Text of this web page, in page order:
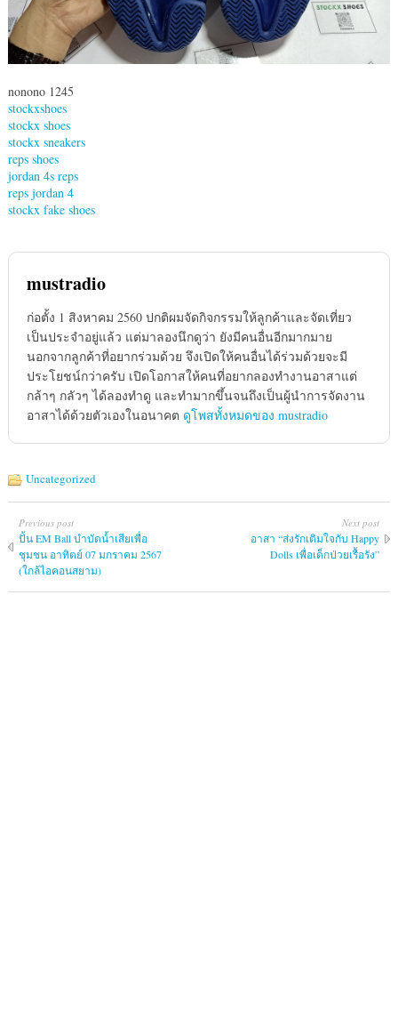
nonono 1245
stockxshoes
stockx shoes
stockx sneakers
reps shoes
jordan 4s reps
reps jordan 4
stockx fake shoes
mustradio
ก่อตั้ง 1 สิงหาคม 2560 ปกติผมจัดกิจกรรมให้ลูกค้าและจัดเที่ยว
เป็นประจำอยู่แล้ว แต่มาลองนึกดูว่า ยังมีคนอื่นอีกมากมาย
นอกจากลูกค้าที่อยากร่วมด้วย จึงเปิดให้คนอื่นได้ร่วมด้วยจะมี
ประโยชน์กว่าครับ เปิดโอกาสให้คนที่อยากลองทำงานอาสาแต่
กล้าๆ กลัวๆ ได้ลองทำดู และทำมากขึ้นจนถึงเป็นผู้นำการจัดงาน
อาสาได้ด้วยตัวเองในอนาคต ดูโพสทั้งหมดของ mustradio
Uncategorized
Previous post
ปั้น EM Ball บำบัดน้ำเสียเพื่อ
ชุมชน อาทิตย์ 07 มกราคม 2567
(ใกล้ไอคอนสยาม)
Next post
อาสา “ส่งรักเติมใจกับ Happy
Dolls เพื่อเด็กป่วยเรื้อรัง”